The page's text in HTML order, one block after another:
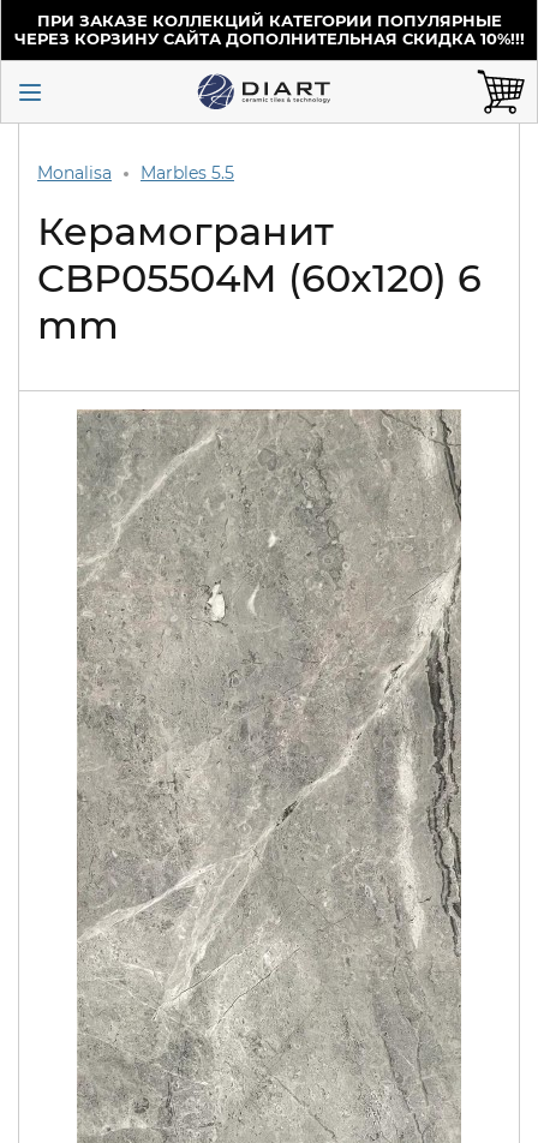
ПРИ ЗАКАЗЕ КОЛЛЕКЦИЙ КАТЕГОРИИ ПОПУЛЯРНЫЕ
ЧЕРЕЗ КОРЗИНУ САЙТА ДОПОЛНИТЕЛЬНАЯ СКИДКА 10%!!!
Monalisa Marbles 5.5
Керамогранит
CBP05504M (60x120) 6
mm